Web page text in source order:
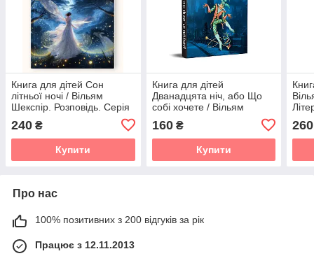
Книга для дітей Сон
літньої ночі / Вільям
Шекспір. Розповідь. Серія
240 ₴
Купити
Книга для дітей
Дванадцята ніч, або Що
собі хочете / Вільям
Літературна скарбничка
160₴
Купити
260
Про нас
100% позитивних з 200 відгуків за рік
Працює з 12.11.2013